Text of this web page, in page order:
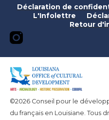
Déclaration de
L'Infolettre
Retour
©2026 Conseil pour le
du français en Louisiane. Tous